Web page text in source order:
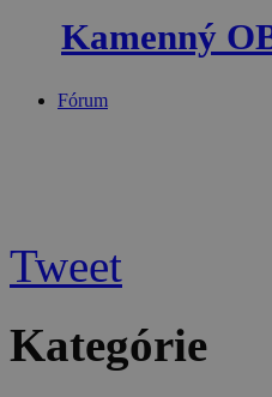
Kamenný
Fórum
Tweet
Kategórie